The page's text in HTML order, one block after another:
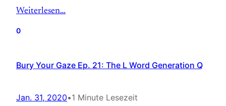
Weiterlesen…
0
Bury Your Gaze Ep. 21: The L Word Generation Q
Jan. 31, 2020•1 Minute Lesezeit